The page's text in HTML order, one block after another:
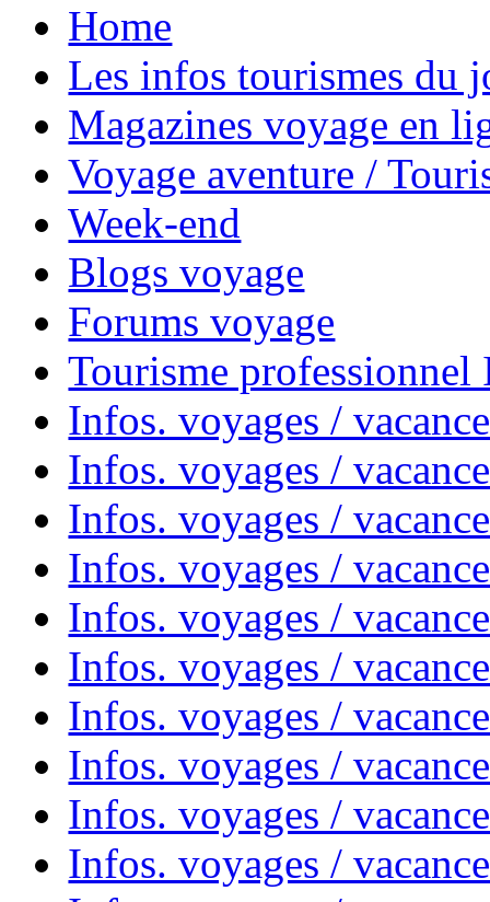
Home
Les infos tourismes du
Magazines voyage en
Voyage aventure /
Week-end
Blogs voyage
Forums voyage
Tourisme
Infos. voyages /
Infos. voyages /
Infos. voyages /
Infos. voyages /
Infos. voyages /
Infos. voyages /
Infos. voyages /
Infos. voyages /
Infos. voyages /
Infos. voyages /